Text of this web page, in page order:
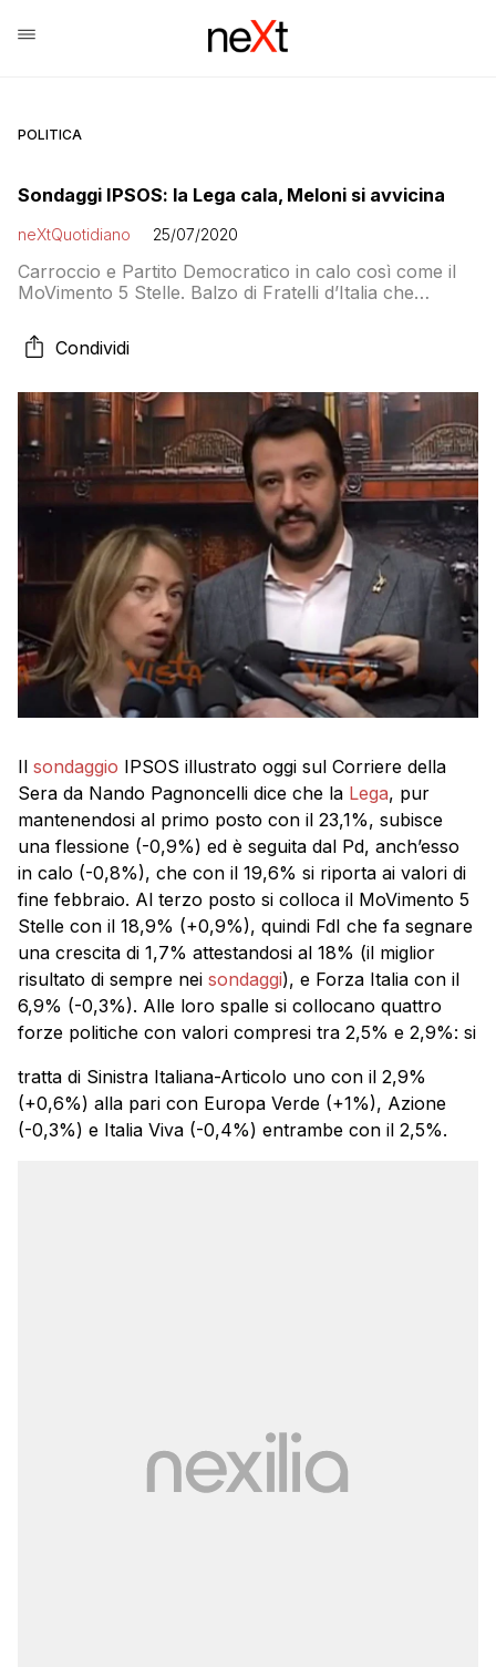
POLITICA
Sondaggi IPSOS: la Lega cala, Meloni si avvicina
neXtQuotidiano 25/07/2020
Carroccio e Partito Democratico in calo così come il
MoVimento 5 Stelle. Balzo di Fratelli d’Italia che
Condividi
Il sondaggio IPSOS illustrato oggi sul Corriere della
Sera da Nando Pagnoncelli dice che la Lega, pur
mantenendosi al primo posto con il 23,1%, subisce
una flessione (-0,9%) ed è seguita dal Pd, anch’esso
in calo (-0,8%), che con il 19,6% si riporta ai valori di
fine febbraio. Al terzo posto si colloca il MoVimento 5
Stelle con il 18,9% (+0,9%), quindi FdI che fa segnare
una crescita di 1,7% attestandosi al 18% (il miglior
risultato di sempre nei sondaggi), e Forza Italia con il
6,9% (-0,3%). Alle loro spalle si collocano quattro
forze politiche con valori compresi tra 2,5% e 2,9%: si
tratta di Sinistra Italiana-Articolo uno con il 2,9%
(+0,6%) alla pari con Europa Verde (+1%), Azione
(-0,3%) e Italia Viva (-0,4%) entrambe con il 2,5%.